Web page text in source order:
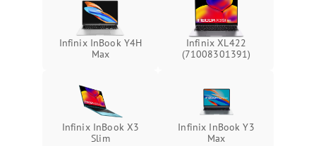
Infinix InBook Y4H
Max
Infinix XL422
(71008301391)
Infinix InBook X3
Slim
Infinix InBook Y3
Max